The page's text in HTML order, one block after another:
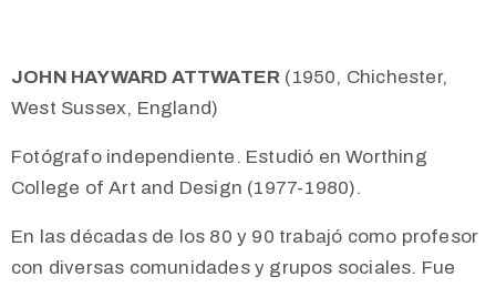
JOHN HAYWARD ATTWATER (1950, Chichester,
West Sussex, England)
Fotógrafo independiente. Estudió en Worthing
College of Art and Design (1977-1980).
En las décadas de los 80 y 90 trabajó como profesor
con diversas comunidades y grupos sociales. Fue